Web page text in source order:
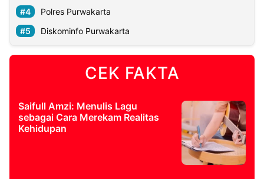
Polres Purwakarta
Diskominfo Purwakarta
CEK FAKTA
Saifull Amzi: Menulis Lagu
sebagai Cara Merekam Realitas
Kehidupan